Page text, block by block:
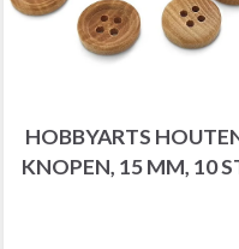
HOBBYARTS
KNOPEN, 15 MM, 10